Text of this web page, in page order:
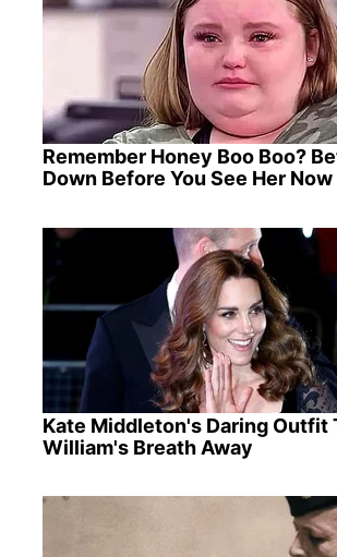
Remember Honey Boo Boo?
Down Before You See Her Now
Kate Middleton's Daring Outfit
William's Breath Away